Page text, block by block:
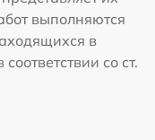
выполняются
в
со ст.